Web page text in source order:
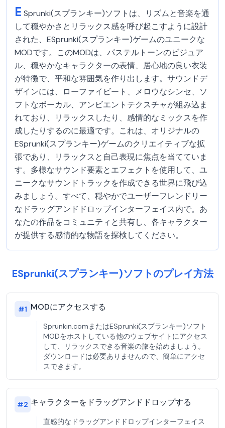
E Sprunki(スプランキー)ソフトは、リズムと音楽を通
して穏やかさとリラックス感を呼び起こすように設計
された、ESprunki(スプランキー)ゲームのユニークな
MODです。このMODは、パステルトーンのビジュア
ル、穏やかなキャラクターの表情、居心地の良い衣装
が特徴で、平和な雰囲気を作り出します。サウンドデ
ザインには、ローファイビート、メロウなシンセ、ソ
フトなボーカル、アンビエントテクスチャが組み込ま
れており、リラックスしたり、感情的なミックスを作
成したりするのに最適です。これは、オリジナルの
ESprunki(スプランキー)ゲームのクリエイティブな拡
張であり、リラックスと自己表現に焦点を当てていま
す。多様なサウンド要素とエフェクトを使用して、ユ
ニークなサウンドトラックを作成できる世界に飛び込
みましょう。すべて、穏やかでユーザーフレンドリー
なドラッグアンドドロップインターフェイス内で。あ
なたの作品をコミュニティと共有し、各キャラクター
が提供する感情的な物語を探検してください。
ESprunki(スプランキー)ソフトのプレイ方法
#1 MODにアクセスする
Sprunkin.comまたはESprunki(スプランキー)ソフト
MODをホストしている他のウェブサイトにアクセス
して、リラックスできる音楽の旅を始めましょう。
ダウンロードは必要ありませんので、簡単にアクセ
スできます。
#2 キャラクターをドラッグアンドドロップする
直感的なドラッグアンドドロップインターフェイス